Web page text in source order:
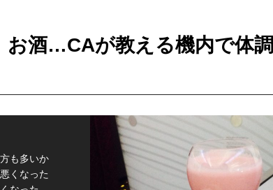
お酒…CAが教える機内で体調
も多いか
くなった